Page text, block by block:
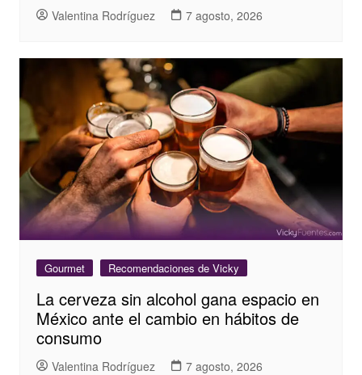
Valentina Rodríguez 7 agosto, 2026
Gourmet Recomendaciones de Vicky
La cerveza sin alcohol gana espacio en
México ante el cambio en hábitos de
consumo
Valentina Rodríguez 7 agosto, 2026